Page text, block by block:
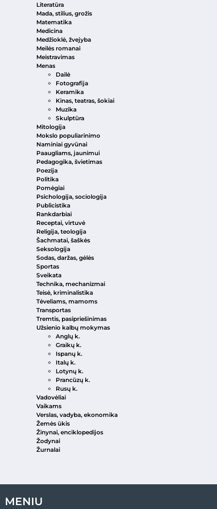
Literatūra
Mada, stilius, grožis
Matematika
Medicina
Medžioklė, žvejyba
Meilės romanai
Meistravimas
Menas
Dailė
Fotografija
Keramika
Kinas, teatras, šokiai
Muzika
Skulptūra
Mitologija
Mokslo populiarinimo
Naminiai gyvūnai
Paaugliams, jaunimui
Pedagogika, švietimas
Poezija
Politika
Pomėgiai
Psichologija, sociologija
Publicistika
Rankdarbiai
Receptai, virtuvė
Religija, teologija
Šachmatai, šaškės
Seksologija
Sodas, daržas, gėlės
Sportas
Sveikata
Technika, mechanizmai
Teisė, kriminalistika
Tėveliams, mamoms
Transportas
Tremtis, pasipriešinimas
Užsienio kalbų mokymas
Anglų k.
Graikų k.
Ispanų k.
Italų k.
Lotynų k.
Prancūzų k.
Rusų k.
Vadovėliai
Vaikams
Verslas, vadyba, ekonomika
Žemės ūkis
Žinynai, enciklopedijos
Žodynai
Žurnalai
MENIU